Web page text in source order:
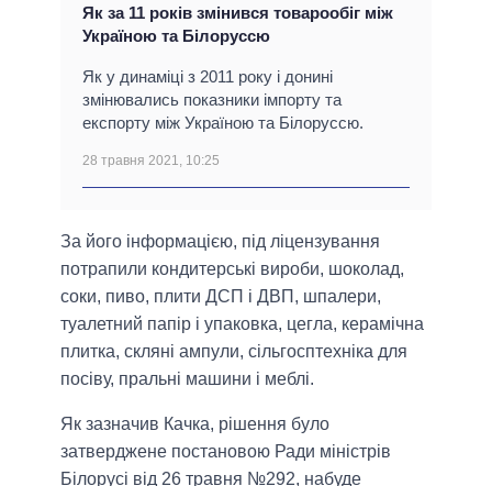
Як за 11 років змінився товарообіг між
Україною та Білоруссю
Як у динаміці з 2011 року і донині
змінювались показники імпорту та
експорту між Україною та Білоруссю.
28 травня 2021, 10:25
За його інформацією, під ліцензування
потрапили кондитерські вироби, шоколад,
соки, пиво, плити ДСП і ДВП, шпалери,
туалетний папір і упаковка, цегла, керамічна
плитка, скляні ампули, сільгосптехніка для
посіву, пральні машини і меблі.
Як зазначив Качка, рішення було
затверджене постановою Ради міністрів
Білорусі від 26 травня №292, набуде